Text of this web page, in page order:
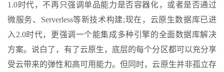
1.0时代，不再只强调单品能力是否容器化，或者是否通过
微服务、Serverless等新技术构建;现在，云原生数据库已进
入2.0时代，更强调一个能集成多种引擎的全面数据库解决
方案。说白了，有了云原生，底层的每个分区都可以充分享
受云带来的弹性和高可用能力。但同时，云原生并非孤立存